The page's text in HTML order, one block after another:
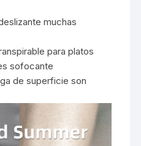
muchas
para platos
sofocante
de superficie son